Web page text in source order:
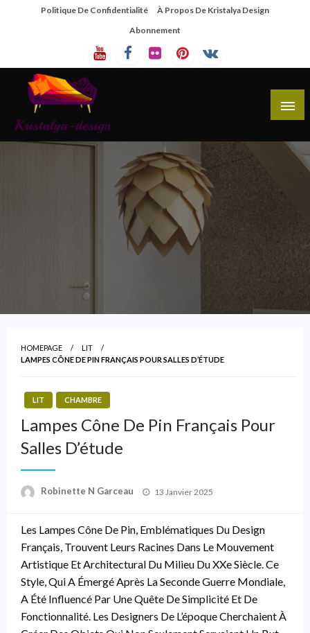
Politique De Confidentialité
À Propos De Kristalya Design
Abonnement
Kristalya Design
Site De Partage De Design De Mobilier Créatif
HOMEPAGE
LIT
LAMPES CÔNE DE PIN FRANÇAIS POUR SALLES D’ÉTUDE
LIT CHAMBRE
Lampes Cône De Pin Français Pour
Salles D’étude
Robinette N Garceau
Posted
13 Janvier 2025
Les Lampes Cône De Pin, Emblématiques Du Design
Français, Trouvent Leurs Racines Dans Le Mouvement
Artistique Et Architectural Du Milieu Du XXe Siècle. Ce
Style, Qui A Émergé Après La Seconde Guerre Mondiale,
A Été Influencé Par Une Quête De Simplicité Et De
Fonctionnalité. Les Designers De L’époque Cherchaient À